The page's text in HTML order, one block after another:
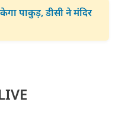
पाकुड़, डीसी ने मंदिर